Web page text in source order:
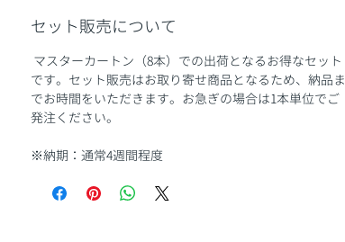
セット販売について
マスターカートン（8本）での出荷となるお得なセット
です。セット販売はお取り寄せ商品となるため、納品ま
でお時間をいただきます。お急ぎの場合は1本単位でご
発注ください。
※納期：通常4週間程度